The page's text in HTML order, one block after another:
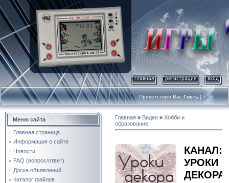
главная регистрация вход
Приветствую Вас Гость | RSS
Меню сайта
Главная страница
Информация о сайте
Новости
FAQ (вопрос/ответ)
Доска объявлений
Каталог файлов
Главная » Видео » Хобби и
образование
КАНАЛ:
УРОКИ
ДЕКОРА